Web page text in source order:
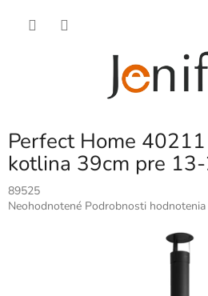
Perfect Home
kotlina 39cm pre
89525
Priemerné
Neohodnotené Podrobnosti hodnotenia